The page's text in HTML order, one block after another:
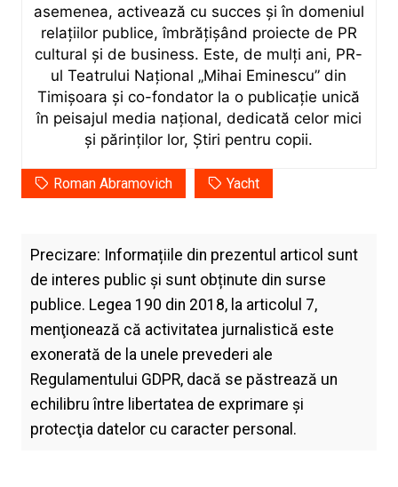
asemenea, activează cu succes și în domeniul
relațiilor publice, îmbrățișând proiecte de PR
cultural și de business. Este, de mulți ani, PR-
ul Teatrului Național „Mihai Eminescu” din
Timișoara și co-fondator la o publicație unică
în peisajul media național, dedicată celor mici
și părinților lor, Știri pentru copii.
Roman Abramovich Yacht
Precizare: Informațiile din prezentul articol sunt
de interes public și sunt obținute din surse
publice. Legea 190 din 2018, la articolul 7,
menţionează că activitatea jurnalistică este
exonerată de la unele prevederi ale
Regulamentului GDPR, dacă se păstrează un
echilibru între libertatea de exprimare şi
protecţia datelor cu caracter personal.